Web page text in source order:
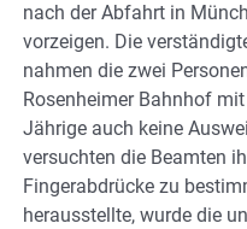
nach der Abfahrt in
vorzeigen. Die
nahmen die zwei
Rosenheimer Bahnhof
Jährige auch keine
versuchten die Beamten
Fingerabdrücke zu
herausstellte, wurde die